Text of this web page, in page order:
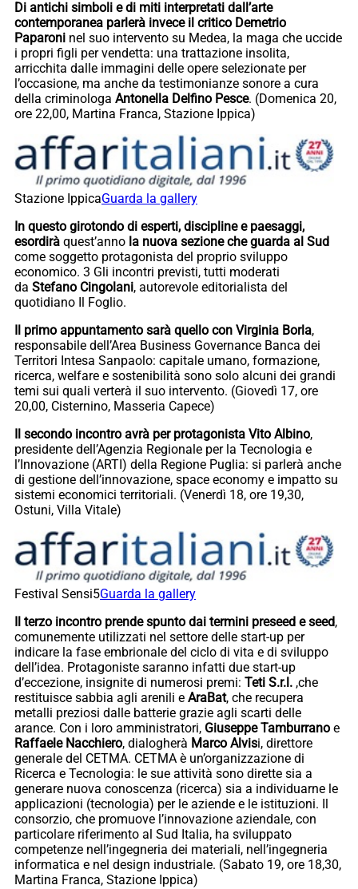
Di antichi simboli e di miti interpretati dall’arte
contemporanea parlerà invece il critico Demetrio
Paparoni nel suo intervento su Medea, la maga che uccide
i propri figli per vendetta: una trattazione insolita,
arricchita dalle immagini delle opere selezionate per
l’occasione, ma anche da testimonianze sonore a cura
della criminologa Antonella Delfino Pesce. (Domenica 20,
ore 22,00, Martina Franca, Stazione Ippica)
Stazione IppicaGuarda la gallery
In questo girotondo di esperti, discipline e paesaggi,
esordirà quest’anno la nuova sezione che guarda al Sud
come soggetto protagonista del proprio sviluppo
economico. 3 Gli incontri previsti, tutti moderati
da Stefano Cingolani, autorevole editorialista del
quotidiano Il Foglio.
Il primo appuntamento sarà quello con Virginia Borla,
responsabile dell’Area Business Governance Banca dei
Territori Intesa Sanpaolo: capitale umano, formazione,
ricerca, welfare e sostenibilità sono solo alcuni dei grandi
temi sui quali verterà il suo intervento. (Giovedì 17, ore
20,00, Cisternino, Masseria Capece)
Il secondo incontro avrà per protagonista Vito Albino,
presidente dell’Agenzia Regionale per la Tecnologia e
l’Innovazione (ARTI) della Regione Puglia: si parlerà anche
di gestione dell’innovazione, space economy e impatto su
sistemi economici territoriali. (Venerdì 18, ore 19,30,
Ostuni, Villa Vitale)
Festival Sensi5Guarda la gallery
Il terzo incontro prende spunto dai termini preseed e seed,
comunemente utilizzati nel settore delle start-up per
indicare la fase embrionale del ciclo di vita e di sviluppo
dell’idea. Protagoniste saranno infatti due start-up
d’eccezione, insignite di numerosi premi: Teti S.r.l. ,che
restituisce sabbia agli arenili e AraBat, che recupera
metalli preziosi dalle batterie grazie agli scarti delle
arance. Con i loro amministratori, Giuseppe Tamburrano e
Raffaele Nacchiero, dialogherà Marco Alvisi, direttore
generale del CETMA. CETMA è un’organizzazione di
Ricerca e Tecnologia: le sue attività sono dirette sia a
generare nuova conoscenza (ricerca) sia a individuarne le
applicazioni (tecnologia) per le aziende e le istituzioni. Il
consorzio, che promuove l’innovazione aziendale, con
particolare riferimento al Sud Italia, ha sviluppato
competenze nell’ingegneria dei materiali, nell’ingegneria
informatica e nel design industriale. (Sabato 19, ore 18,30,
Martina Franca, Stazione Ippica)